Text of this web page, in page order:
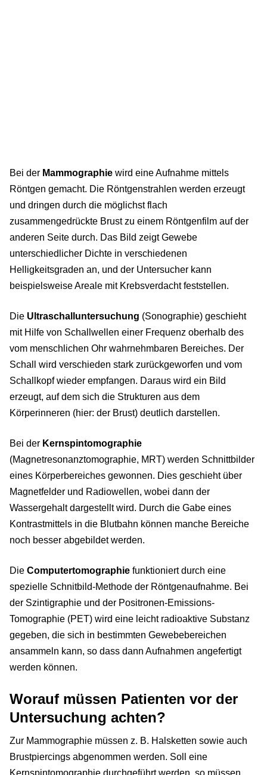
Bei der Mammographie wird eine Aufnahme mittels
Röntgen gemacht. Die Röntgenstrahlen werden erzeugt
und dringen durch die möglichst flach
zusammengedrückte Brust zu einem Röntgenfilm auf der
anderen Seite durch. Das Bild zeigt Gewebe
unterschiedlicher Dichte in verschiedenen
Helligkeitsgraden an, und der Untersucher kann
beispielsweise Areale mit Krebsverdacht feststellen.
Die Ultraschalluntersuchung (Sonographie) geschieht
mit Hilfe von Schallwellen einer Frequenz oberhalb des
vom menschlichen Ohr wahrnehmbaren Bereiches. Der
Schall wird verschieden stark zurückgeworfen und vom
Schallkopf wieder empfangen. Daraus wird ein Bild
erzeugt, auf dem sich die Strukturen aus dem
Körperinneren (hier: der Brust) deutlich darstellen.
Bei der Kernspintomographie
(Magnetresonanztomographie, MRT) werden Schnittbilder
eines Körperbereiches gewonnen. Dies geschieht über
Magnetfelder und Radiowellen, wobei dann der
Wassergehalt dargestellt wird. Durch die Gabe eines
Kontrastmittels in die Blutbahn können manche Bereiche
noch besser abgebildet werden.
Die Computertomographie funktioniert durch eine
spezielle Schnitbild-Methode der Röntgenaufnahme. Bei
der Szintigraphie und der Positronen-Emissions-
Tomographie (PET) wird eine leicht radioaktive Substanz
gegeben, die sich in bestimmten Gewebebereichen
ansammeln kann, so dass dann Aufnahmen angefertigt
werden können.
Worauf müssen Patienten vor der
Untersuchung achten?
Zur Mammographie müssen z. B. Halsketten sowie auch
Brustpiercings abgenommen werden. Soll eine
Kernspintomographie durchgeführt werden, so müssen